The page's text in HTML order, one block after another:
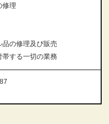
修理
品の修理及び販売
帯する一切の業務